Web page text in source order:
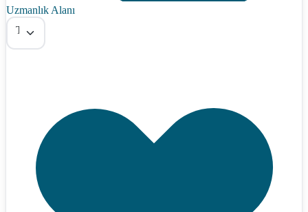
Uzmanlık Alanı
Tümü